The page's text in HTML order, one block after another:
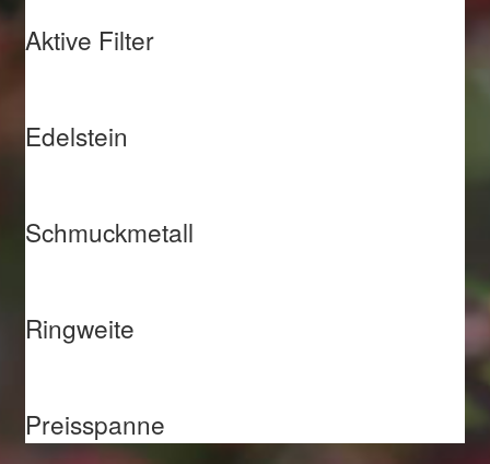
Aktive Filter
Edelstein
Schmuckmetall
Ringweite
Preisspanne